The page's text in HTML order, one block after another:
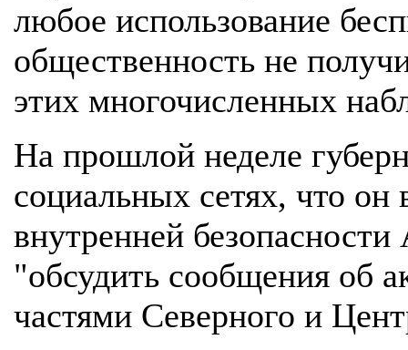
любое использование
общественность не
этих многочисленных
На прошлой неделе
социальных сетях, что он
внутренней
"обсудить сообщения об
частями Северного и